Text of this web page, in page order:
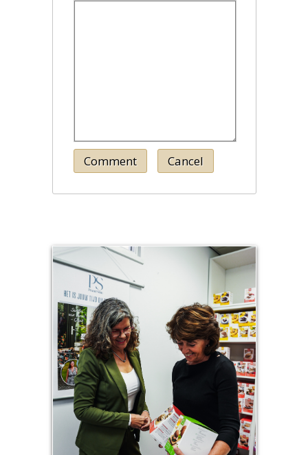
Comment Cancel